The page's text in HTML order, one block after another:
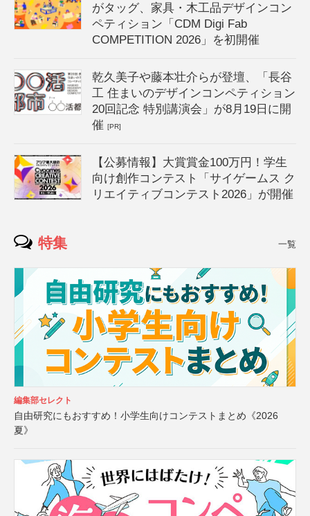
がタッグ、家具・木工品デザインコン
ペティション「CDM Digi Fab
COMPETITION 2026」を初開催
乾久美子や藤本壮介らが登壇、「長谷
工 住まいのデザインコンペティション
20回記念 特別講演会」が8月19日に開
催[PR]
【公募情報】大賞賞金100万円！学生
向け創作コンテスト「サイゲームス ク
リエイティブコンテスト2026」が開催
特集 一覧
編集部セレクト
自由研究にもおすすめ！小学生向けコンテストまとめ《2026
夏》